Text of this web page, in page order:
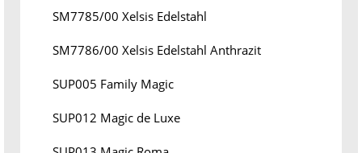
SM7785/00 Xelsis Edelstahl
SM7786/00 Xelsis Edelstahl Anthrazit
SUP005 Family Magic
SUP012 Magic de Luxe